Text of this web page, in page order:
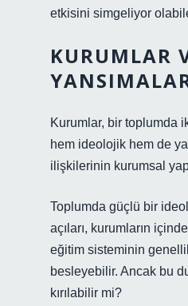
etkisini simgeliyor
KURUMLAR
Kurumlar, bir toplumda
hem ideolojik hem de
ilişkilerinin kurumsal
Toplumda güçlü bir
açıları, kurumların
eğitim sisteminin
besleyebilir. Ancak bu
kırılabilir mi?